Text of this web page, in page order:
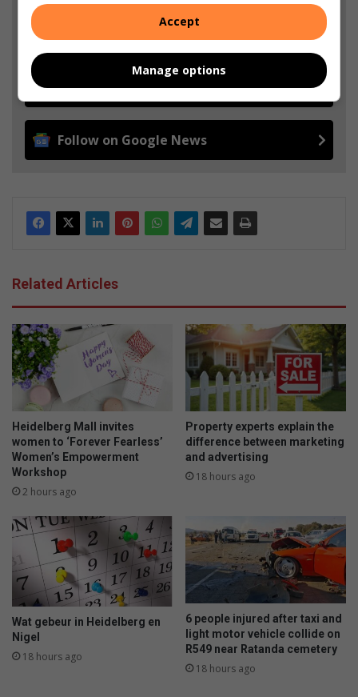
from Heidelberg Nigel Heraut in Google News and
Top Stories.
Add as a preferred source on Google
Follow on Google News
Related Articles
Heidelberg Mall invites
women to ‘Forever Fearless’
Women’s Empowerment
Workshop
2 hours ago
Property experts explain the
difference between marketing
and advertising
18 hours ago
Wat gebeur in Heidelberg en
Nigel
18 hours ago
6 people injured after taxi and
light motor vehicle collide on
R549 near Ratanda cemetery
18 hours ago
Accept
Manage options